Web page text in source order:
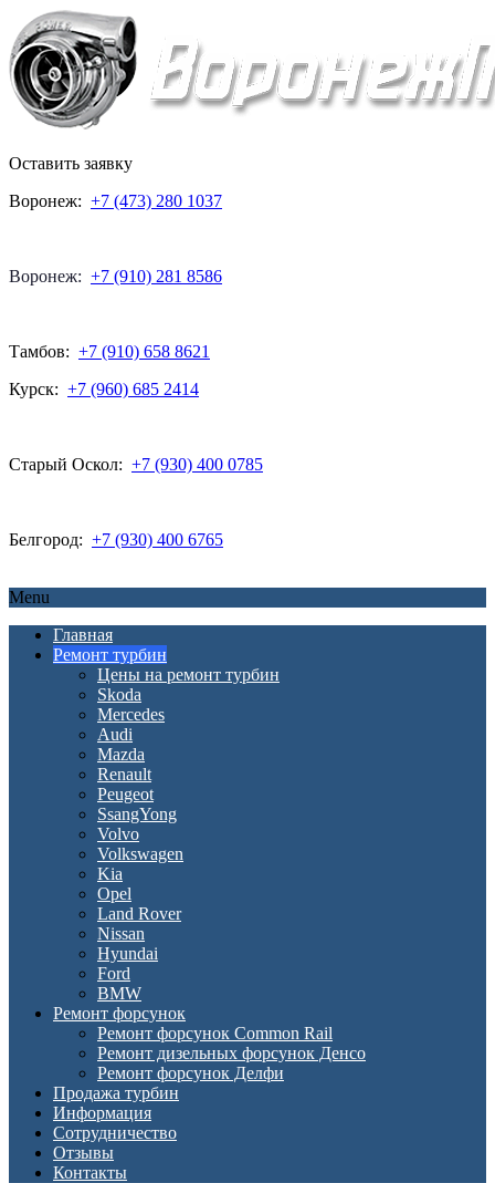
Оставить заявку
Воронеж: +7 (473) 280 1037
Воронеж: +7 (910) 281 8586
Тамбов: +7 (910) 658 8621
Курск: +7 (960) 685 2414
Старый Оскол: +7 (930) 400 0785
Белгород: +7 (930) 400 6765
Menu
Главная
Ремонт турбин
Цены на ремонт турбин
Skoda
Mercedes
Audi
Mazda
Renault
Peugeot
SsangYong
Volvo
Volkswagen
Kia
Opel
Land Rover
Nissan
Hyundai
Ford
BMW
Ремонт форсунок
Ремонт форсунок Common Rail
Ремонт дизельных форсунок Денсо
Ремонт форсунок Делфи
Продажа турбин
Информация
Сотрудничество
Отзывы
Контакты